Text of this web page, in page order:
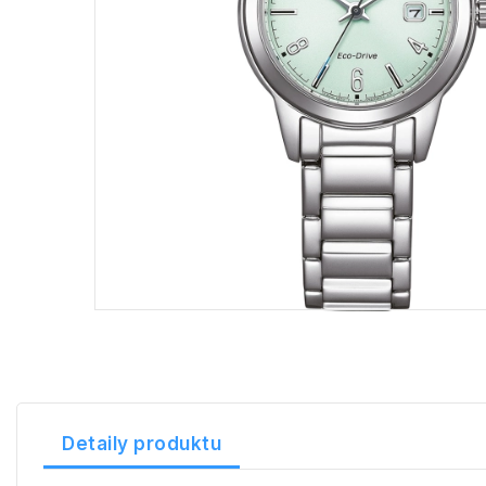
Detaily produktu